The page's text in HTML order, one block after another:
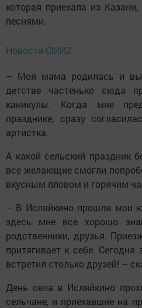
которая приехала из
песнями.
Новости СМИ2
– Моя мама родилась и
детстве частенько сюда
каникулы. Когда мне
празднике, сразу
артистка.
А какой сельский праздник
все желающие смогли
вкусным пловом и горячим
– В Исляйкино прошли мои
здесь мне все хорошо
родственники, друзья.
притягивает к себе.
встретил столько друзей! –
День села в Исляйкино
сельчане, и приехавшие на